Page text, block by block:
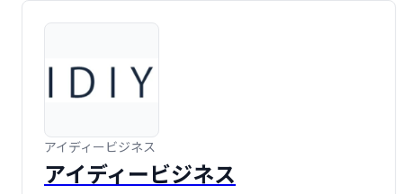
アイディービジネス
アイディービジネス